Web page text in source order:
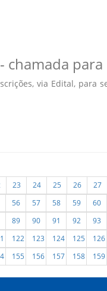
para
via Edital, para
23 24 25 26 27
56 57 58 59 60
89 90 91 92 93
122 123 124 125 126
155 156 157 158 159